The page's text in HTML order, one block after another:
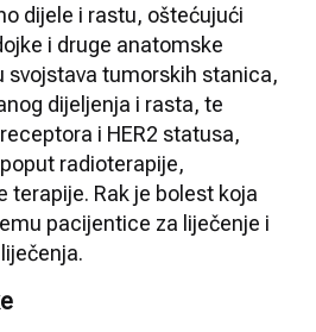
dijele i rastu, oštećujući
i druge anatomske
svojstava tumorskih stanica,
dijeljenja i rasta, te
i HER2 statusa,
radioterapije,
terapije. Rak je bolest koja
pacijentice za liječenje i